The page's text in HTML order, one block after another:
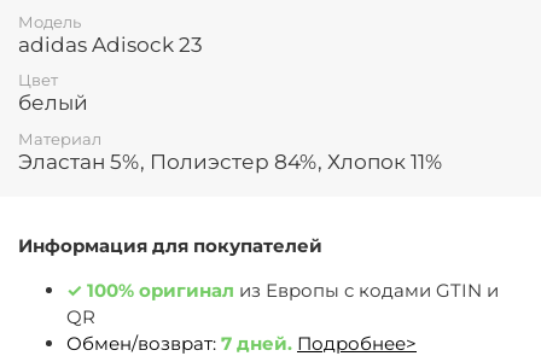
Информация для покупателей
✓ 100% оригинал из Европы c кодами GTIN и
QR
Обмен/возврат: 7 дней. Подробнее>
Модель
adidas Adisock 23
Цвет
белый
Материал
Эластан 5%, Полиэстер 84%, Хлопок 11%